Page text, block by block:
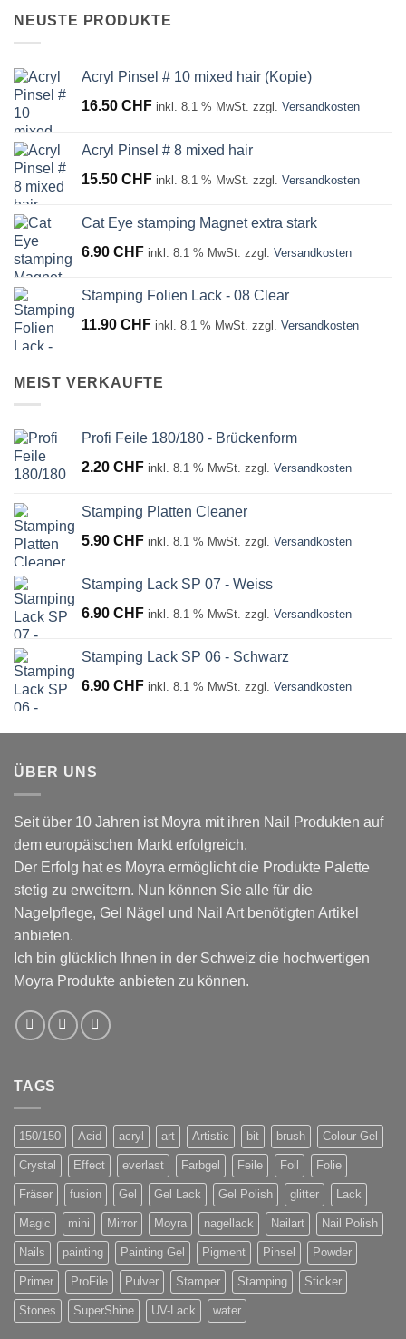
NEUSTE PRODUKTE
Acryl Pinsel # 10 mixed hair (Kopie)
16.50 CHF inkl. 8.1 % MwSt. zzgl. Versandkosten
Acryl Pinsel # 8 mixed hair
15.50 CHF inkl. 8.1 % MwSt. zzgl. Versandkosten
Cat Eye stamping Magnet extra stark
6.90 CHF inkl. 8.1 % MwSt. zzgl. Versandkosten
Stamping Folien Lack - 08 Clear
11.90 CHF inkl. 8.1 % MwSt. zzgl. Versandkosten
MEIST VERKAUFTE
Profi Feile 180/180 - Brückenform
2.20 CHF inkl. 8.1 % MwSt. zzgl. Versandkosten
Stamping Platten Cleaner
5.90 CHF inkl. 8.1 % MwSt. zzgl. Versandkosten
Stamping Lack SP 07 - Weiss
6.90 CHF inkl. 8.1 % MwSt. zzgl. Versandkosten
Stamping Lack SP 06 - Schwarz
6.90 CHF inkl. 8.1 % MwSt. zzgl. Versandkosten
ÜBER UNS
Seit über 10 Jahren ist Moyra mit ihren Nail Produkten auf
dem europäischen Markt erfolgreich.
Der Erfolg hat es Moyra ermöglicht die Produkte Palette
stetig zu erweitern. Nun können Sie alle für die
Nagelpflege, Gel Nägel und Nail Art benötigten Artikel
anbieten.
Ich bin glücklich Ihnen in der Schweiz die hochwertigen
Moyra Produkte anbieten zu können.
TAGS
150/150 Acid acryl art Artistic bit brush Colour Gel
Crystal Effect everlast Farbgel Feile Foil Folie
Fräser fusion Gel Gel Lack Gel Polish glitter Lack
Magic mini Mirror Moyra nagellack Nailart Nail Polish
Nails painting Painting Gel Pigment Pinsel Powder
Primer ProFile Pulver Stamper Stamping Sticker
Stones SuperShine UV-Lack water